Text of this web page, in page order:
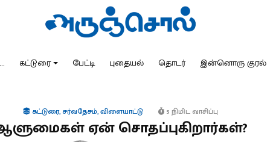
கட்டுரை பேட்டி புதையல் தொடர் இன்னொரு குரல்
கட்டுரை,சர்வதேசம்,விளையாட்டு 5 நிமிட வாசிப்பு
ஏன் சொதப்புகிறார்கள்?